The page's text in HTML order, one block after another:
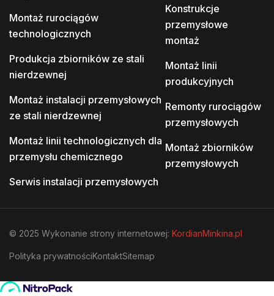
Montaż rurociągów
technologicznych
Produkcja zbiorników ze stali
nierdzewnej
Montaż instalacji przemysłowych
ze stali nierdzewnej
Montaż linii technologicznych dla
przemysłu chemicznego
Serwis instalacji przemysłowych
Konstrukcje
przemysłowe
montaż
Montaż linii
produkcyjnych
Remonty rurociągów
przemysłowych
Montaż zbiorników
przemysłowych
© 2025 Wykonanie strony internetowej: KordianMinkina.pl
Polityka prywatnościKontaktSitemap